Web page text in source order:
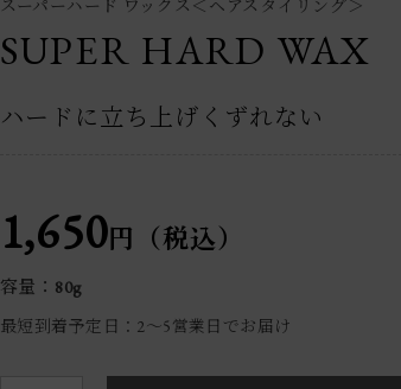
スーパーハード ワックス＜ヘアスタイリング＞
SUPER HARD WAX
ハードに立ち上げくずれない
1,650円（税込）
容量：80g
最短到着予定日：2〜5営業日でお届け